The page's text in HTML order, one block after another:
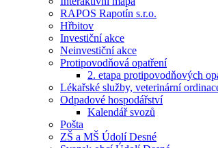
RAPOS Rapotín s.r.o.
Hřbitov
Investiční akce
Neinvestiční akce
Protipovodňová opatření
2. etapa protipovodňových
Lékařské služby, veterinární
Odpadové hospodářství
Kalendář svozů
Pošta
ZŠ a MŠ Údolí Desné